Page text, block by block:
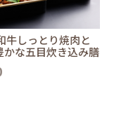
牛しっとり焼肉と
かな五目炊き込み膳